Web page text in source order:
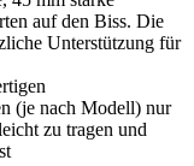
auf den Biss. Die
Unterstützung für
(je nach Modell) nur
zu tragen und